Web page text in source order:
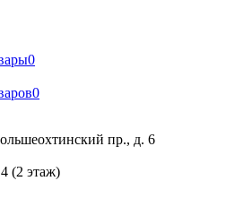
0
0
пр., д. 6
(2 этаж)